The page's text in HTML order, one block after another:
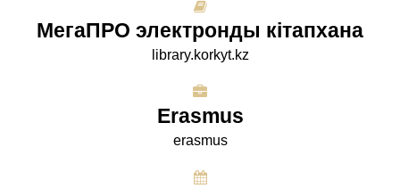
МегаПРО электронды кітапхана
library.korkyt.kz
Erasmus
erasmus